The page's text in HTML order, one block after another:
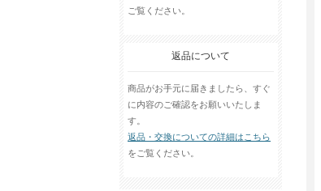
ご覧ください。
返品について
商品がお手元に届きましたら、すぐ
に内容のご確認をお願いいたしま
す。
返品・交換についての詳細はこちら
をご覧ください。